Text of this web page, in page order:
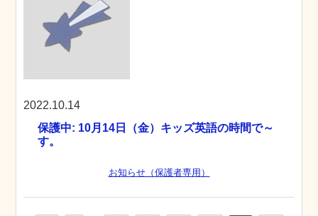
2022.10.14
保護中: 10月14日（金）キッズ英語の時間で～
す。
お知らせ（保護者専用）